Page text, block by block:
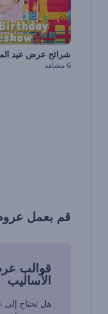
شرائح عرض عيد
6 مشاهد
قم بعمل
قوالب
الأساليب
هل تحتاج